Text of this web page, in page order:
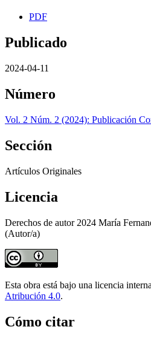
PDF
Publicado
2024-04-11
Número
Vol. 2 Núm. 2 (2024): Publicación
Sección
Artículos Originales
Licencia
Derechos de autor 2024 María
(Autor/a)
Esta obra está bajo una licencia
Atribución 4.0.
Cómo citar